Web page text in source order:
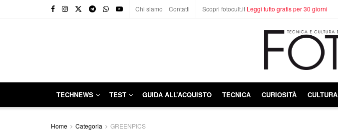
Chi siamo Contatti Scopri fotocult.it Leggi tutto gratis per 30 giorni
TECHNEWS TEST GUIDA ALL’ACQUISTO TECNICA CURIOSITÀ CULTURA
Home Categoria GREENPICS